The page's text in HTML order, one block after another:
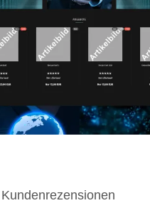
Kundenrezensionen